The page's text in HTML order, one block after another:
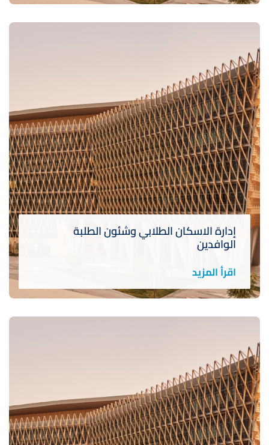
إدارة الاسكان الطلابي وشئون الطلبة
الوافدين
اقرأ المزيد